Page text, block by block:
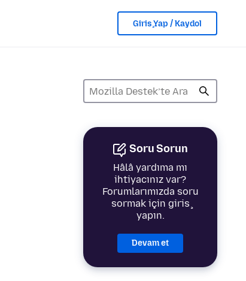
Giriş Yap / Kaydol
Soru Sorun
Hâlâ yardıma mı
ihtiyacınız var?
Forumlarımızda soru
sormak için giriş
yapın.
Devam et